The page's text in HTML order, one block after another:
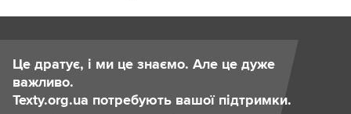
Це дратує, і ми це знаємо. Але це дуже
важливо.
Texty.org.ua потребують вашої підтримки.